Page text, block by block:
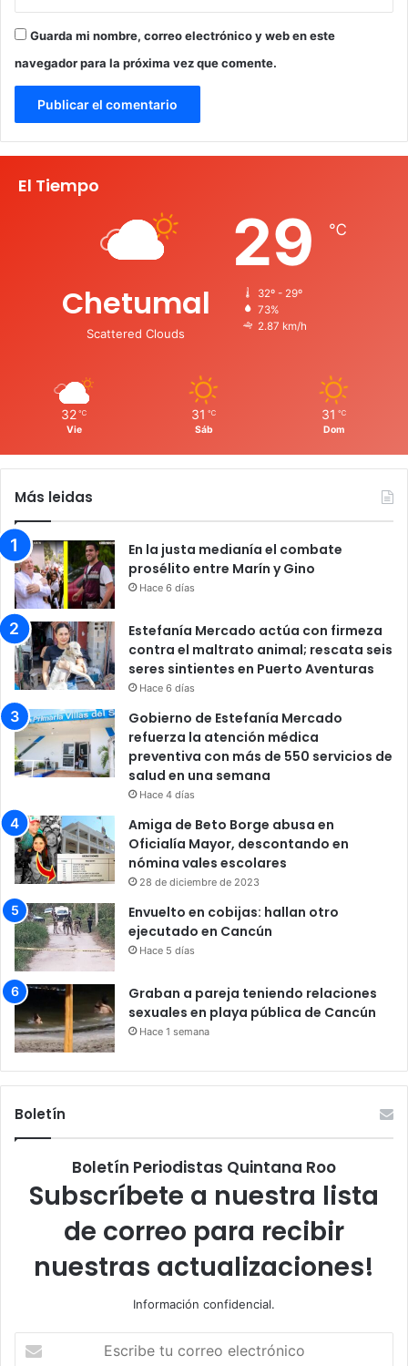
Guarda mi nombre, correo electrónico y web en este
navegador para la próxima vez que comente.
El Tiempo
Chetumal
Scattered Clouds
29 ℃
32º - 29º
73%
2.87 km/h
32 ℃
Vie
31 ℃
Sáb
31 ℃
Dom
Más leidas
En la justa medianía el combate
prosélito entre Marín y Gino
Hace 6 días
Estefanía Mercado actúa con firmeza
contra el maltrato animal; rescata seis
seres sintientes en Puerto Aventuras
Hace 6 días
Gobierno de Estefanía Mercado
refuerza la atención médica
preventiva con más de 550 servicios de
salud en una semana
Hace 4 días
Amiga de Beto Borge abusa en
Oficialía Mayor, descontando en
nómina vales escolares
28 de diciembre de 2023
Envuelto en cobijas: hallan otro
ejecutado en Cancún
Hace 5 días
Graban a pareja teniendo relaciones
sexuales en playa pública de Cancún
Hace 1 semana
Boletín
Boletín Periodistas Quintana Roo
Subscríbete a nuestra lista
de correo para recibir
nuestras actualizaciones!
Información confidencial.